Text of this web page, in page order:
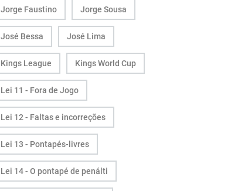
Jorge Faustino Jorge Sousa
José Bessa José Lima
Kings League Kings World Cup
Lei 11 - Fora de Jogo
Lei 12 - Faltas e incorreções
Lei 13 - Pontapés-livres
Lei 14 - O pontapé de penálti